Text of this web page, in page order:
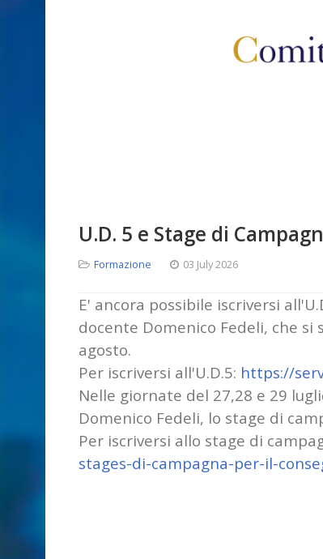
U.D. 5 e Stage di
Formazione 03 July 2026
E' ancora possibile iscriversi
docente Domenico Fedeli, che si
agosto.
Per iscriversi all'U.D.5: https://
Nelle giornate del 27,28 e 29
Domenico Fedeli, lo stage di
Per iscriversi allo stage di
stages-di-campagna-per-il-